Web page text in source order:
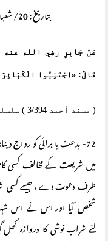
بتاریخ : 20/ شعبان 1438 ھ، م 16/، مئی 2017 م
عَنْ جَابِرٍ رضي الله
قَالَ: «اجْتَنِبُوا
( مسند أحمد 3/394 ) سلسلة الأحاديث الصحيحة:885
72- بدعت یا برائی کو
میں شریعت کے مخالف کسی
طرف دعوت دے ، جیسے کسی
شخص آیا اور اس نے اس
لئے شراب نوشی کا دروازہ کھل